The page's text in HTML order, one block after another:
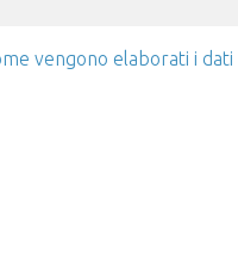
vengono elaborati i dati